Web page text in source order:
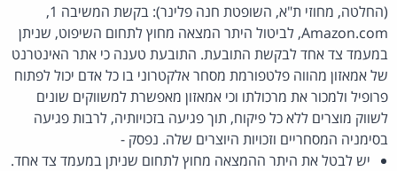
(החלטה, מחוזי ת"א, השופטת חנה פלינר): בקשת המשיבה 1,
Amazon.com, לביטול היתר המצאה מחוץ לתחום השיפוט, שניתן
במעמד צד אחד לבקשת התובעת. התובעת טענה כי אתר האינטרנט
של אמאזון מהווה פלטפורמת מסחר אלקטרוני בו כל אדם יכול לפתוח
פרופיל ולמכור את מרכולתו וכי אמאזון מאפשרת למשווקים שונים
לשווק מוצרים ללא כל פיקוח, תוך פגיעה בזכויותיה, לרבות פגיעה
בסימניה המסחריים וזכויות היוצרים שלה. נפסק -
יש לבטל את היתר ההמצאה מחוץ לתחום שניתן במעמד צד אחד.